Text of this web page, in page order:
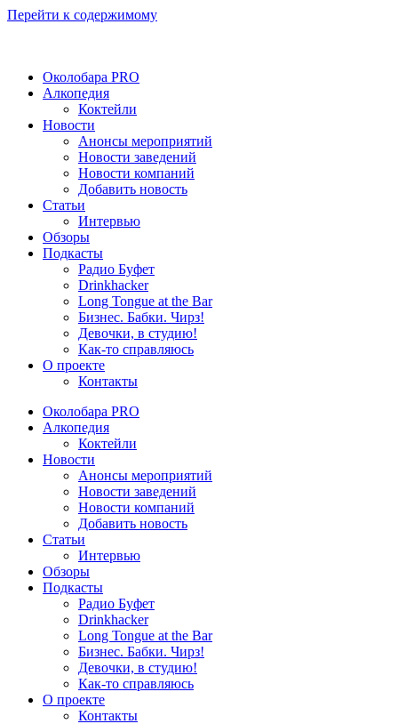
Перейти к содержимому
Околобара PRO
Алкопедия
Коктейли
Новости
Анонсы мероприятий
Новости заведений
Новости компаний
Добавить новость
Статьи
Интервью
Обзоры
Подкасты
Радио Буфет
Drinkhacker
Long Tongue at the Bar
Бизнес. Бабки. Чирз!
Девочки, в студию!
Как-то справляюсь
О проекте
Контакты
Околобара PRO
Алкопедия
Коктейли
Новости
Анонсы мероприятий
Новости заведений
Новости компаний
Добавить новость
Статьи
Интервью
Обзоры
Подкасты
Радио Буфет
Drinkhacker
Long Tongue at the Bar
Бизнес. Бабки. Чирз!
Девочки, в студию!
Как-то справляюсь
О проекте
Контакты